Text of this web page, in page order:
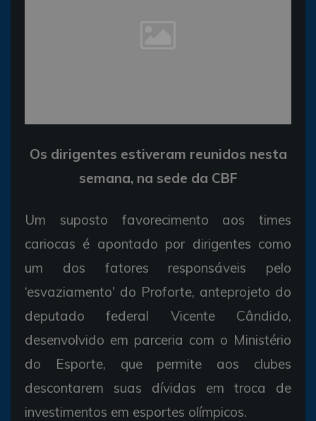
Os dirigentes estiveram reunidos nesta
semana, na sede da CBF
Um suposto favorecimento aos times
cariocas é apontado por dirigentes como
um dos fatores responsáveis pelo
‘esvaziamento' do Proforte, anteprojeto do
deputado federal Vicente Cândido,
desenvolvido em parceria com o Ministério
do Esporte, que permite aos clubes
descontarem suas dívidas em troca de
investimentos em esportes olímpicos.